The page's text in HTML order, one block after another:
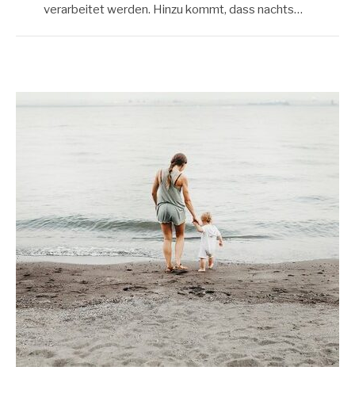
verarbeitet werden. Hinzu kommt, dass nachts…